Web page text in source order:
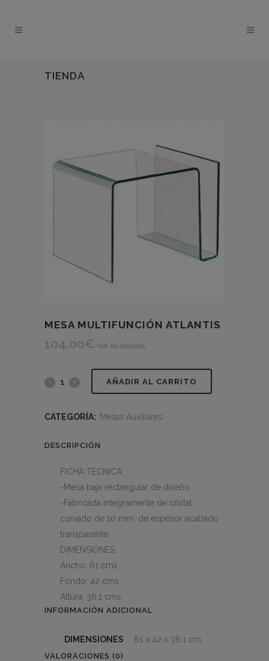
TIENDA
MESA MULTIFUNCIÓN ATLANTIS
104.00€ IVA no incluido
AÑADIR AL CARRITO
CATEGORÍA: Mesas Auxiliares
DESCRIPCIÓN
FICHA TECNICA:
-Mesa baja rectangular de diseño.
-Fabricada integramente de cristal
curvado de 10 mm. de espesor acabado
transparente
DIMENSIONES:
Ancho: 61 cms
Fondo: 42 cms
Altura: 36,1 cms
INFORMACIÓN ADICIONAL
DIMENSIONES 61 x 42 x 36.1 cm
VALORACIONES (0)